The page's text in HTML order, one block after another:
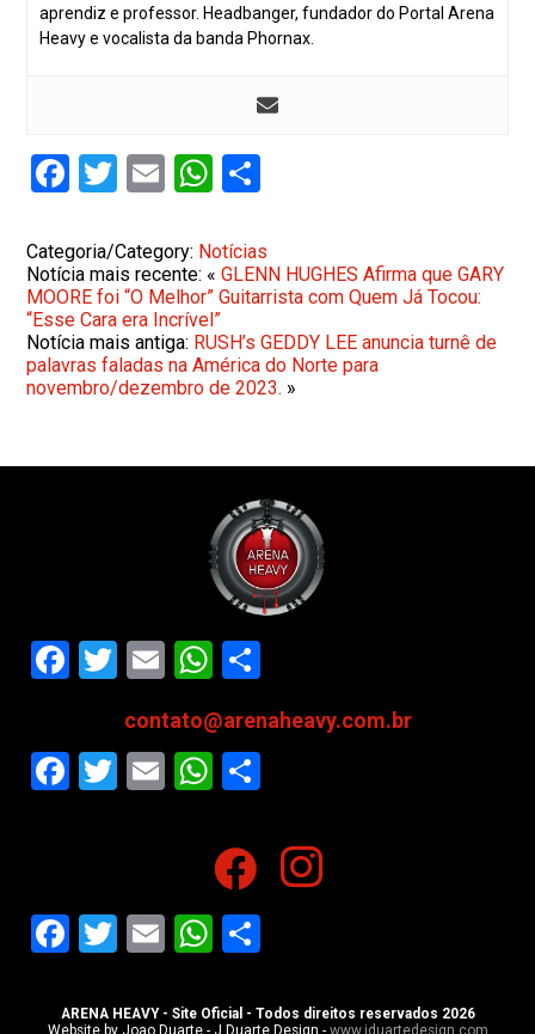
aprendiz e professor. Headbanger, fundador do Portal Arena
Heavy e vocalista da banda Phornax.
Facebook
Twitter
EmailWhatsApp
Categoria/Category: Notícias
Notícia mais recente: «GLENN HUGHES Afirma que GARY
MOORE foi “O Melhor” Guitarrista com Quem Já Tocou:
“Esse Cara era Incrível”
Notícia mais antiga: RUSH’s GEDDY LEE anuncia turnê de
palavras faladas na América do Norte para
novembro/dezembro de 2023. »
Facebook
Twitter
EmailWhatsApp
contato@arenaheavy.com.br
Facebook
Twitter
EmailWhatsApp
Facebook
Twitter
EmailWhatsApp
ARENA HEAVY - Site Oficial - Todos direitos reservados 2026
Website by Joao Duarte - J.Duarte Design - www.jduartedesign.com